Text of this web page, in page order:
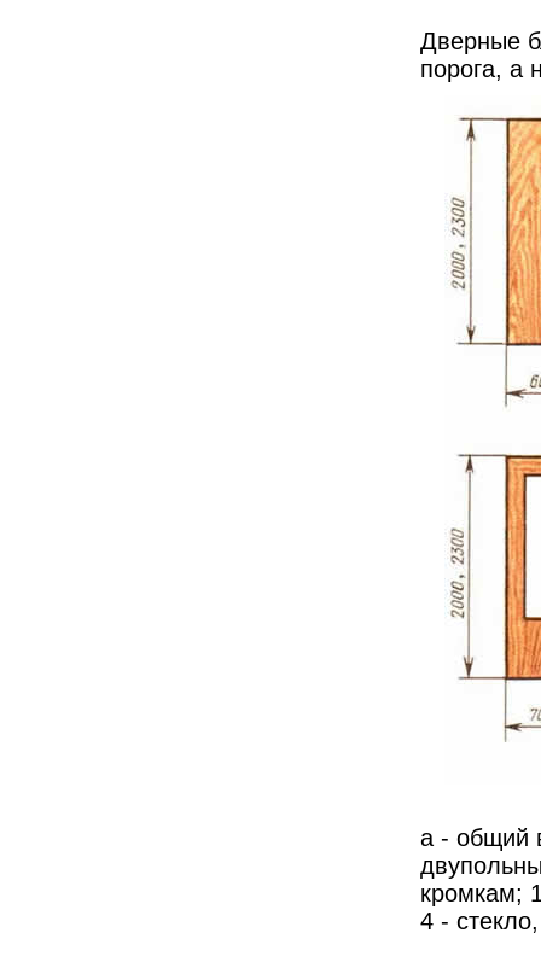
Дверные
порога, а
а - общий
кромкам;
4 -